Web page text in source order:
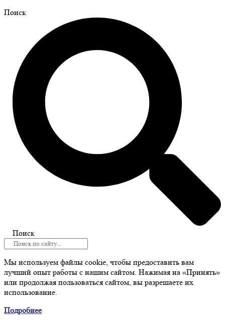
Поиск
Поиск
Мы используем файлы cookie, чтобы предоставить вам
лучший опыт работы с нашим сайтом. Нажимая на «Принять»
или продолжая пользоваться сайтом, вы разрешаете их
использование.
Подробнее